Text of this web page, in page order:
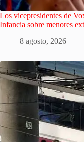
Los vicepresidentes de
Infancia sobre menores
8 agosto, 2026